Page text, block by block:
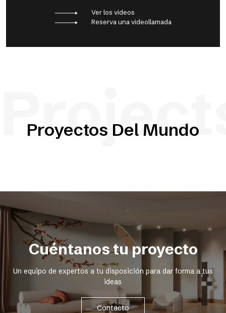
Ver los videos
Reserva una videollamada
Proyectos Del Mundo
Cuéntanos tu proyecto
Un equipo de expertos a tu disposición para dar forma a tus
ideas
Contacto